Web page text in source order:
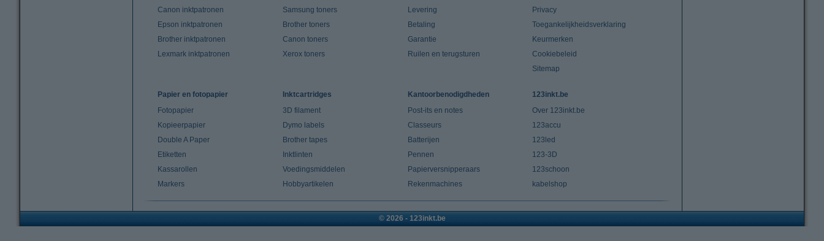
Canon inktpatronen
Epson inktpatronen
Brother inktpatronen
Lexmark inktpatronen
Samsung toners
Brother toners
Canon toners
Xerox toners
Levering
Betaling
Garantie
Ruilen en terugsturen
Privacy
Toegankelijkheidsverklaring
Keurmerken
Cookiebeleid
Sitemap
Papier en fotopapier
Fotopapier
Kopieerpapier
Double A Paper
Etiketten
Kassarollen
Markers
Inktcartridges
3D filament
Dymo labels
Brother tapes
Inktlinten
Voedingsmiddelen
Hobbyartikelen
Kantoorbenodigdheden
Post-its en notes
Classeurs
Batterijen
Pennen
Papierversnipperaars
Rekenmachines
123inkt.be
Over 123inkt.be
123accu
123led
123-3D
123schoon
kabelshop
© 2026 - 123inkt.be